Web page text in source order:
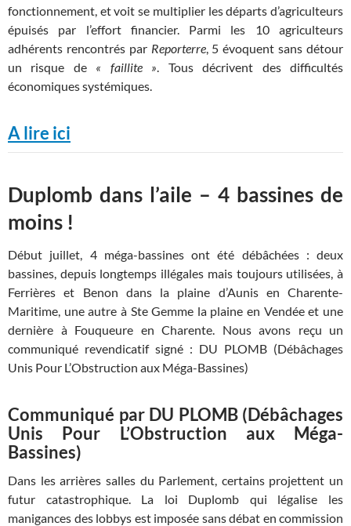
fonctionnement, et voit se multiplier les départs d’agriculteurs
épuisés par l’effort financier. Parmi les 10 agriculteurs
adhérents rencontrés par Reporterre, 5 évoquent sans détour
un risque de « faillite ». Tous décrivent des difficultés
économiques systémiques.
A lire ici
Duplomb dans l’aile – 4 bassines de
moins !
Début juillet, 4 méga-bassines ont été débâchées : deux
bassines, depuis longtemps illégales mais toujours utilisées, à
Ferrières et Benon dans la plaine d’Aunis en Charente-
Maritime, une autre à Ste Gemme la plaine en Vendée et une
dernière à Fouqueure en Charente. Nous avons reçu un
communiqué revendicatif signé : DU PLOMB (Débâchages
Unis Pour L’Obstruction aux Méga-Bassines)
Communiqué par DU PLOMB (Débâchages
Unis Pour L’Obstruction aux Méga-
Bassines)
Dans les arrières salles du Parlement, certains projettent un
futur catastrophique. La loi Duplomb qui légalise les
manigances des lobbys est imposée sans débat en commission